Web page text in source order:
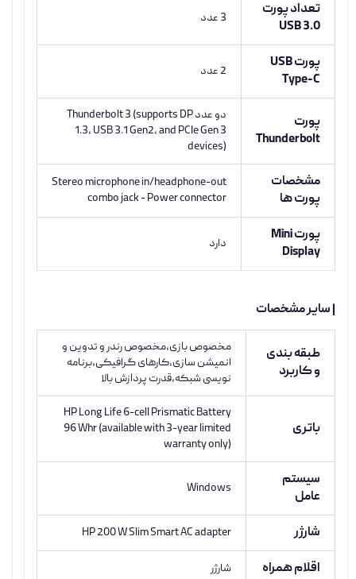
تعداد پورت
USB 3.0
3 عدد
پورت USB
Type-C
2 عدد
پورت
Thunderbolt
دو عدد Thunderbolt 3 (supports DP
1.3, USB 3.1 Gen2, and PCIe Gen 3
devices)
مشخصات
پورت ها
Stereo microphone in/headphone-out
combo jack - Power connector
پورت Mini
Display
دارد
| سایر مشخصات
طبقه بندی
و کاربرد
مخصوص بازی،مخصوص رندر و تدوین و
انمیشن سازی،کارهای گرافیکی،برنامه
نویسی شبکه،قدرت پردازش بالا
باتری
HP Long Life 6-cell Prismatic Battery
96 Whr (available with 3-year limited
warranty only)
سیستم
عامل
Windows
شارژر HP 200 W Slim Smart AC adapter
اقلام همراه شارژر